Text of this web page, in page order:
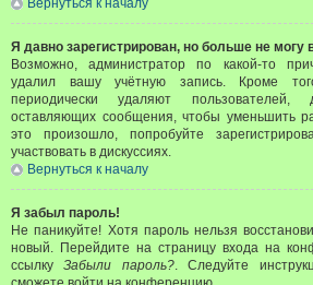
Вернуться к началу
Я давно зарегистрирован, но больше не могу
Возможно, администратор по какой-то
удалил вашу учётную запись. Кроме
периодически удаляют
оставляющих сообщения, чтобы уменьшить
это произошло, попробуйте
участвовать в дискуссиях.
Вернуться к началу
Я забыл пароль!
Не паникуйте! Хотя пароль нельзя
новый. Перейдите на страницу входа на
ссылкуЗабыли пароль?. Следуйте